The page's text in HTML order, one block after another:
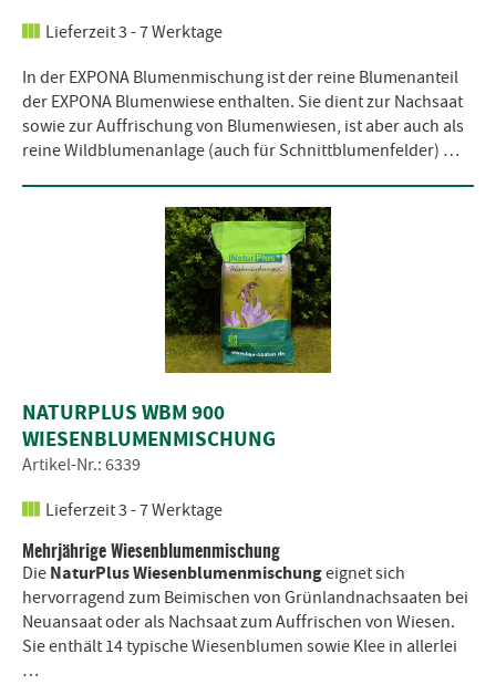
Lieferzeit 3 - 7 Werktage
In der EXPONA Blumenmischung ist der reine Blumenanteil
der EXPONA Blumenwiese enthalten. Sie dient zur Nachsaat
sowie zur Auffrischung von Blumenwiesen, ist aber auch als
reine Wildblumenanlage (auch für Schnittblumenfelder) …
NATURPLUS WBM 900
WIESENBLUMENMISCHUNG
Artikel-Nr.: 6339
Lieferzeit 3 - 7 Werktage
Mehrjährige Wiesenblumenmischung
Die NaturPlus Wiesenblumenmischungeignet sich
hervorragend zum Beimischen von Grünlandnachsaaten bei
Neuansaat oder als Nachsaat zum Auffrischen von Wiesen.
Sie enthält 14 typische Wiesenblumen sowie Klee in allerlei
…